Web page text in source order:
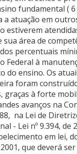
fundamental ( 6
a atuação em
estiverem
sua área de
percentuais
Federal à
do ensino. Os
foram
graças à forte
avanços na
na Lei de
- Lei nº 9.394, de
em lei,
que deverá